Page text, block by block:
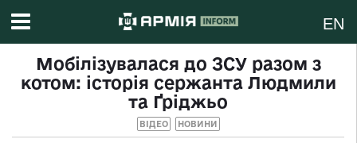
EN
Мобілізувалася до ЗСУ разом з
котом: історія сержанта Людмили
та Ґріджьо
ВІДЕО НОВИНИ